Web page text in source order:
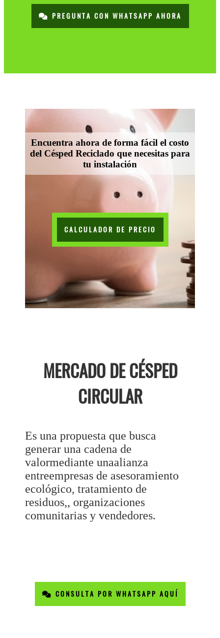
PREGUNTA CON WHATSAPP AHORA
Encuentra ahora de forma fácil el costo
del Césped Reciclado que necesitas para
tu instalación
CALCULADOR DE PRECIO
MERCADO DE CÉSPED
CIRCULAR
Es una propuesta que busca
generar una cadena de
valormediante unaalianza
entreempresas de asesoramiento
ecológico, tratamiento de
residuos,, organizaciones
comunitarias y vendedores.
CONSULTA POR WHATSAPP AQUÍ